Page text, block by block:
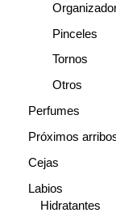
Pinceles
Tornos
Otros
Perfumes
Próximos
Cejas
Labios
Hidratantes